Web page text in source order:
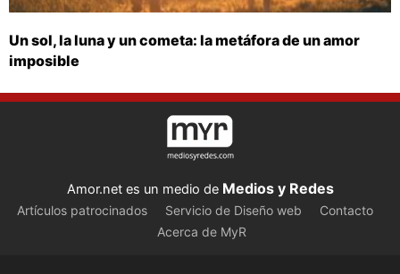
Un sol, la luna y un cometa: la metáfora de un amor
imposible
Amor.net es un medio de Medios y Redes
Artículos patrocinados Servicio de Diseño web
Contacto
Acerca de MyR